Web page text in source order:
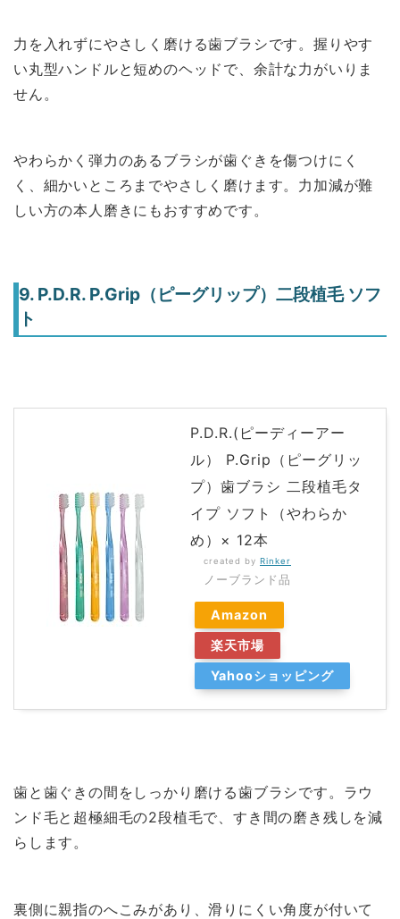
力を入れずにやさしく磨ける歯ブラシです。握りやす
い丸型ハンドルと短めのヘッドで、余計な力がいりま
せん。
やわらかく弾力のあるブラシが歯ぐきを傷つけにく
く、細かいところまでやさしく磨けます。力加減が難
しい方の本人磨きにもおすすめです。
9. P.D.R. P.Grip（ピーグリップ）二段植毛 ソフ
ト
P.D.R.(ピーディーアー
ル） P.Grip（ピーグリッ
プ）歯ブラシ 二段植毛タ
イプ ソフト（やわらか
め）× 12本
created by Rinker
ノーブランド品
Amazon
楽天市場
Yahooショッピング
歯と歯ぐきの間をしっかり磨ける歯ブラシです。ラウ
ンド毛と超極細毛の2段植毛で、すき間の磨き残しを減
らします。
裏側に親指のへこみがあり、滑りにくい角度が付いて